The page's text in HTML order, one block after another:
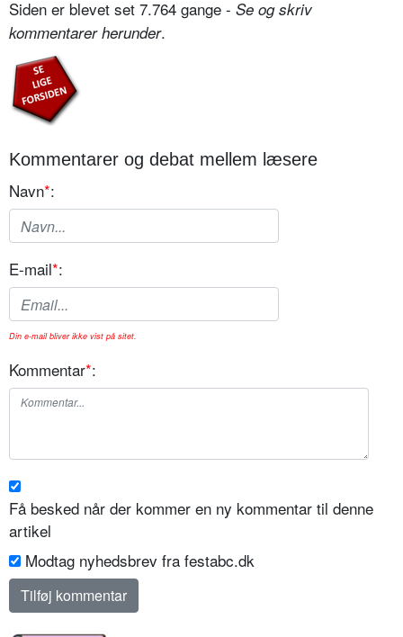
Siden er blevet set 7.764 gange - Se og skriv
kommentarer herunder.
Kommentarer og debat mellem læsere
Navn*:
E-mail*:
Din e-mail bliver ikke vist på sitet.
Kommentar*:
Få besked når der kommer en ny kommentar til denne
artikel
Modtag nyhedsbrev fra festabc.dk